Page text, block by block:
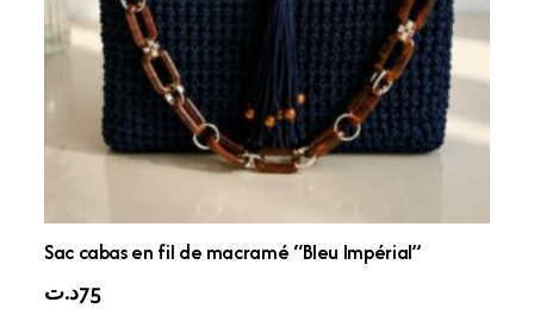
Sac cabas en fil de macramé “Bleu Impérial”
75د.ت